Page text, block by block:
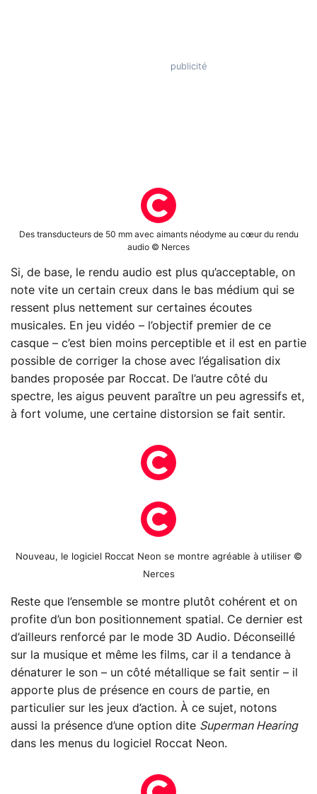
Des transducteurs de 50 mm avec aimants néodyme au cœur du rendu
audio © Nerces
Si, de base, le rendu audio est plus qu’acceptable, on
note vite un certain creux dans le bas médium qui se
ressent plus nettement sur certaines écoutes
musicales. En jeu vidéo – l’objectif premier de ce
casque – c’est bien moins perceptible et il est en partie
possible de corriger la chose avec l’égalisation dix
bandes proposée par Roccat. De l’autre côté du
spectre, les aigus peuvent paraître un peu agressifs et,
à fort volume, une certaine distorsion se fait sentir.
Nouveau, le logiciel Roccat Neon se montre agréable à utiliser ©
Nerces
Reste que l’ensemble se montre plutôt cohérent et on
profite d’un bon positionnement spatial. Ce dernier est
d’ailleurs renforcé par le mode 3D Audio. Déconseillé
sur la musique et même les films, car il a tendance à
dénaturer le son – un côté métallique se fait sentir – il
apporte plus de présence en cours de partie, en
particulier sur les jeux d’action. À ce sujet, notons
aussi la présence d’une option dite Superman Hearing
dans les menus du logiciel Roccat Neon.